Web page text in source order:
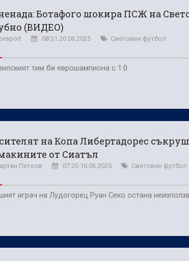
Ботафого шокира ПСЖ на
(ВИДЕО)
08:31 20.06.2025 Световен футбол
тим би еврошампиона с 1:0
на Копа Либертадорес
от Сиатъл
Петков 07:20 16.06.2025 Световен футбол
играч на Лудогорец Руан Секо остана